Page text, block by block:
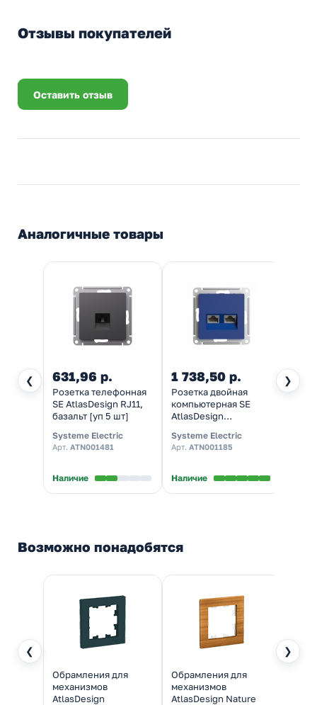
Отзывы покупателей
Оставить отзыв
Аналогичные товары
❮ ❯
631,96 р.
Розетка телефонная
SE AtlasDesign RJ11,
базальт [уп 5 шт]
Systeme Electric
Арт. ATN001481
Наличие
1 738,50 р.
Розетка двойная
компьютерная SE
AtlasDesign
аквамарин [уп 5 шт]
Systeme Electric
Арт. ATN001185
Наличие
TV
Возможно понадобятся
❮ ❯
Обрамления для
механизмов
AtlasDesign
Обрамления для
механизмов
AtlasDesign Nature